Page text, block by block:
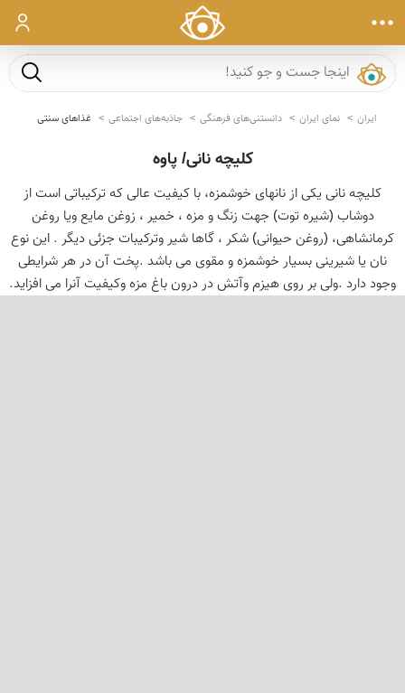
ورود
جست و
ایران نمای ایران دانستنی‌های فرهنگی جاذبه‌های اجتماعی غذاهای سنتی
کلیچه نانی/ پاوه
کلیچه نانی یکی از نانهای خوشمزه، با کیفیت عالی که ترکیباتی است از
دوشاب (شیره توت) جهت زنگ و مزه ، خمیر ، زوغن مایع ویا روغن
کرمانشاهی، (روغن حیوانی) شکر ، گاها شیر وترکیبات جزئی دیگر . این نوع
نان یا شیرینی بسیار خوشمزه و مقوی می باشد .پخت آن در هر شرایطی
وجود دارد .ولی بر روی هیزم وآتش در درون باغ مزه وکیفیت آنرا می افزاید.